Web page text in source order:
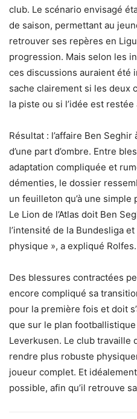
club. Le scénario envisagé
de saison, permettant au
retrouver ses repères en
progression. Mais selon les
ces discussions auraient été
sache clairement si les deux
la piste ou si l’idée est restée
Résultat : l’affaire Ben
d’une part d’ombre. Entre
adaptation compliquée et
démenties, le dossier
un feuilleton qu’à une
Le Lion de l’Atlas doit Ben
l’intensité de la Bundesliga
physique », a expliqué Rolfes.
Des blessures contractées
encore compliqué sa
pour la première fois et doit
que sur le plan
Leverkusen. Le club travaille
rendre plus robuste
joueur complet. Et
possible, afin qu’il retrouve